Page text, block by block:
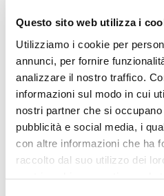
Questo sito web utilizza i
Utilizziamo i cookie per
annunci, per fornire
analizzare il nostro traffico.
informazioni sul modo in cui
nostri partner che si
pubblicità e social media, i
con altre informazioni che ha
raccolto dal suo utilizzo dei
nostro negozio non
da OTTICA DIOPTER
Showing the single result